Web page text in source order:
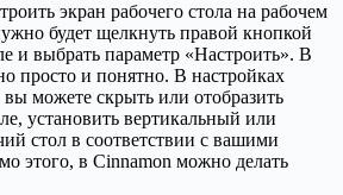
экран рабочего стола на рабочем
будет щелкнуть правой кнопкой
и выбрать параметр «Настроить». В
просто и понятно. В настройках
вы можете скрыть или отобразить
установить вертикальный или
стол в соответствии с вашими
этого, в Cinnamon можно делать